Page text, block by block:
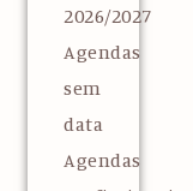
2026/2027
Agendas
sem
data
Agendas